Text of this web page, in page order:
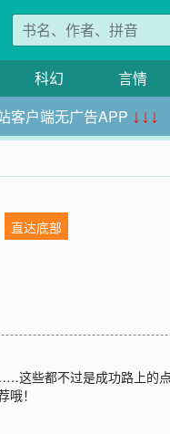
科幻 言情
客户端无广告APP ↓↓↓
直达底部
些都不过是成功路上的
！